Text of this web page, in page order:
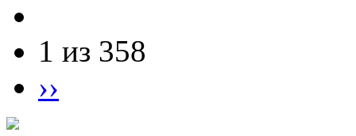
1 из 358
››